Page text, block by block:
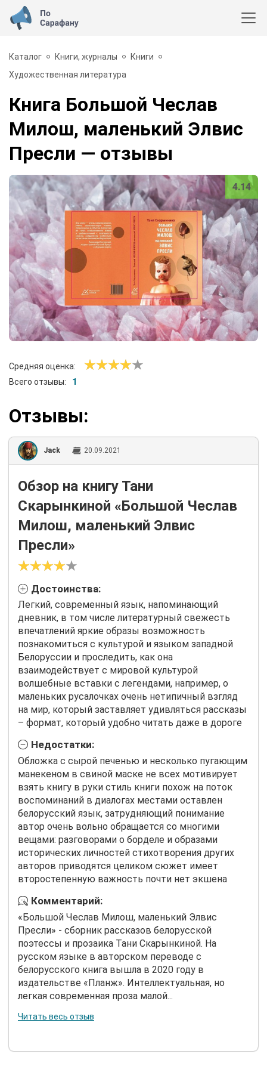
Каталог Книги, журналы
Книги
Художественная литература
Книга Большой Чеслав
Милош, маленький Элвис
Пресли — отзывы
4.14
Средняя оценка:
Всего отзывы:
1
Отзывы:
Jack 20.09.2021
Обзор на книгу Тани
Скарынкиной «Большой Чеслав
Милош, маленький Элвис
Пресли»
Достоинства:
Легкий, современный язык, напоминающий
дневник, в том числе литературный свежесть
впечатлений яркие образы возможность
познакомиться с культурой и языком западной
Белоруссии и проследить, как она
взаимодействует с мировой культурой
волшебные вставки с легендами, например, о
маленьких русалочках очень нетипичный взгляд
на мир, который заставляет удивляться рассказы
– формат, который удобно читать даже в дороге
Недостатки:
Обложка с сырой печенью и несколько пугающим
манекеном в свиной маске не всех мотивирует
взять книгу в руки стиль книги похож на поток
воспоминаний в диалогах местами оставлен
белорусский язык, затрудняющий понимание
автор очень вольно обращается со многими
вещами: разговорами о борделе и образами
исторических личностей стихотворения других
авторов приводятся целиком сюжет имеет
второстепенную важность почти нет экшена
Комментарий:
«Большой Чеслав Милош, маленький Элвис
Пресли» - сборник рассказов белорусской
поэтессы и прозаика Тани Скарынкиной. На
русском языке в авторском переводе с
белорусского книга вышла в 2020 году в
издательстве «Планж». Интеллектуальная, но
легкая современная проза малой...
Читать весь отзыв